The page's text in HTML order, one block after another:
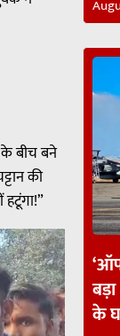
के बीच बने
की
के